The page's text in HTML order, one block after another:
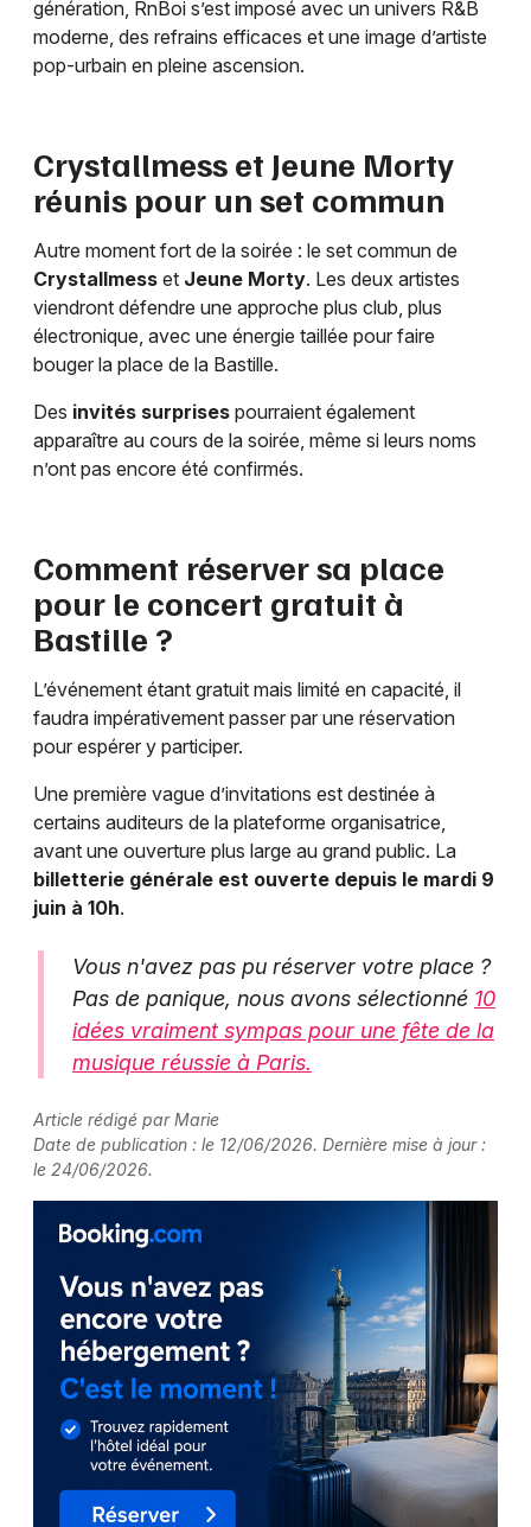
génération, RnBoi s’est imposé avec un univers R&B
moderne, des refrains efficaces et une image d’artiste
pop-urbain en pleine ascension.
Crystallmess et Jeune Morty
réunis pour un set commun
Autre moment fort de la soirée : le set commun de
Crystallmess et Jeune Morty. Les deux artistes
viendront défendre une approche plus club, plus
électronique, avec une énergie taillée pour faire
bouger la place de la Bastille.
Des invités surprises pourraient également
apparaître au cours de la soirée, même si leurs noms
n’ont pas encore été confirmés.
Comment réserver sa place
pour le concert gratuit à
Bastille ?
L’événement étant gratuit mais limité en capacité, il
faudra impérativement passer par une réservation
pour espérer y participer.
Une première vague d’invitations est destinée à
certains auditeurs de la plateforme organisatrice,
avant une ouverture plus large au grand public. La
billetterie générale est ouverte depuis le mardi 9
juin à 10h.
Vous n'avez pas pu réserver votre place ?
Pas de panique, nous avons sélectionné 10
idées vraiment sympas pour une fête de la
musique réussie à Paris.
Article rédigé par Marie
Date de publication : le 12/06/2026. Dernière mise à jour :
le 24/06/2026.